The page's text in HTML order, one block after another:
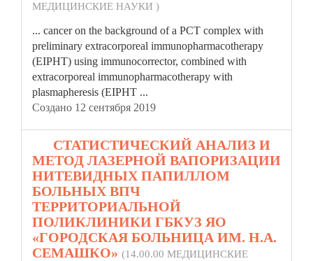
МЕДИЦИНСКИЕ НАУКИ )
... cancer on the background of a PCT complex with
preliminary extracorporeal immunopharmacotherapy
(EIPHT) using immunocorrector, combined with
extracorporeal immunopharmacotherapy with
plasmapheresis (EIPHT ...
Создано 12 сентября 2019
СТАТИСТИЧЕСКИЙ АНАЛИЗ И
МЕТОД ЛАЗЕРНОЙ ВАПОРИЗАЦИИ
НИТЕВИДНЫХ ПАПИЛЛОМ
БОЛЬНЫХ ВПЧ
ТЕРРИТОРИАЛЬНОЙ
ПОЛИКЛИНИКИ ГБКУЗ ЯО
«ГОРОДСКАЯ БОЛЬНИЦА ИМ. Н.А.
СЕМАШКО» (14.00.00 МЕДИЦИНСКИЕ